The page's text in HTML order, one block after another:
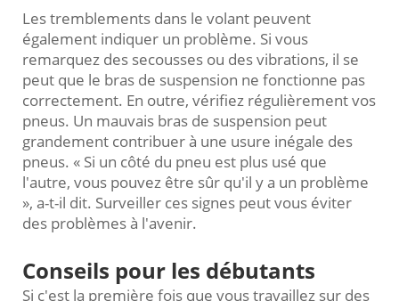
Les tremblements dans le volant peuvent
également indiquer un problème. Si vous
remarquez des secousses ou des vibrations, il se
peut que le bras de suspension ne fonctionne pas
correctement. En outre, vérifiez régulièrement vos
pneus. Un mauvais bras de suspension peut
grandement contribuer à une usure inégale des
pneus. « Si un côté du pneu est plus usé que
l'autre, vous pouvez être sûr qu'il y a un problème
», a-t-il dit. Surveiller ces signes peut vous éviter
des problèmes à l'avenir.
Conseils pour les débutants
Si c'est la première fois que vous travaillez sur des